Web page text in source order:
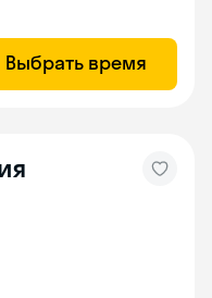
Выбрать время